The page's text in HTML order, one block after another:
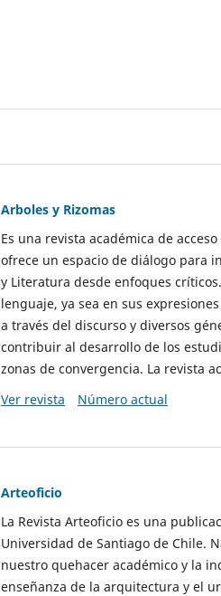
Arboles y Rizomas
Es una revista académica de
ofrece un espacio de diálogo para
y Literatura desde enfoques
lenguaje, ya sea en sus
a través del discurso y diversos
contribuir al desarrollo de los
zonas de convergencia. La revista
Ver revista
Número actual
Arteoficio
La Revista Arteoficio es una
Universidad de Santiago de Chile.
nuestro quehacer académico y la
enseñanza de la arquitectura y el